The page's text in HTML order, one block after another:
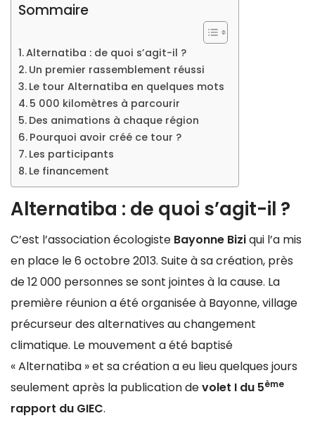
Sommaire
Alternatiba : de quoi s’agit-il ?
Un premier rassemblement réussi
Le tour Alternatiba en quelques mots
5 000 kilomètres à parcourir
Des animations à chaque région
Pourquoi avoir créé ce tour ?
Les participants
Le financement
Alternatiba : de quoi s’agit-il ?
C’est l’association écologiste Bayonne Biziqui l’a mis
en place le 6 octobre 2013. Suite à sa création, près
de 12 000 personnes se sont jointes à la cause. La
première réunion a été organisée à Bayonne, village
précurseur des alternatives au changement
climatique. Le mouvement a été baptisé
« Alternatiba » et sa création a eu lieu quelques jours
seulement après la publication devolet I du 5ème
rapport du GIEC.